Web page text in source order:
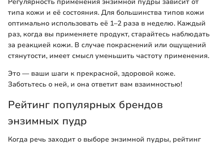
типа кожи и её состояния. Для большинства типов кожи
оптимально использовать её 1–2 раза в неделю. Каждый
раз, когда вы применяете продукт, старайтесь наблюдать
за реакцией кожи. В случае покраснений или ощущений
стянутости, имеет смысл уменьшить частоту применения.
Это — ваши шаги к прекрасной, здоровой коже.
Заботьтесь о ней, и она ответит вам взаимностью!
Рейтинг популярных брендов
энзимных пудр
Когда речь заходит о выборе энзимной пудры, рейтинг